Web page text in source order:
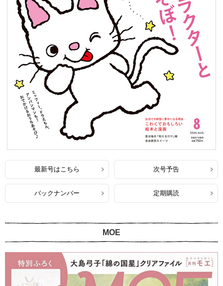
最新号はこちら 次号予告
バックナンバー 定期購読
MOE